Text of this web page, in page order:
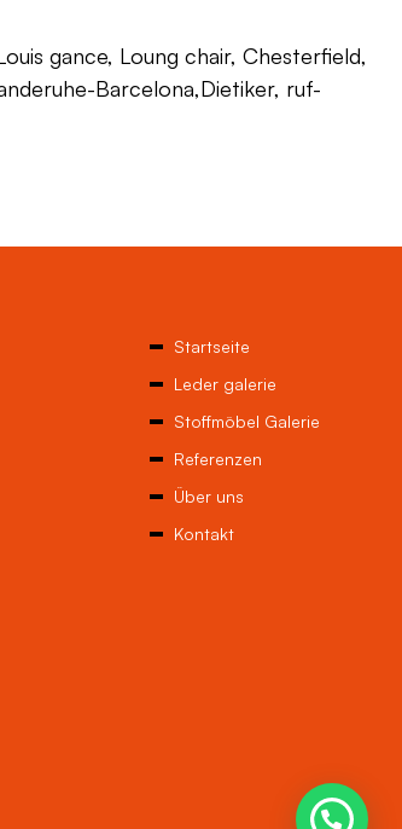
gance, Loung chair, Chesterfield,
Barcelona,Dietiker, ruf-
Startseite
Leder galerie
Stoffmöbel Galerie
Referenzen
Über uns
Kontakt